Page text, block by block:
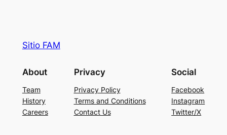
Sitio FAM
About
Team
History
Careers
Privacy
Privacy Policy
Terms and Conditions
Contact Us
Social
Facebook
Instagram
Twitter/X